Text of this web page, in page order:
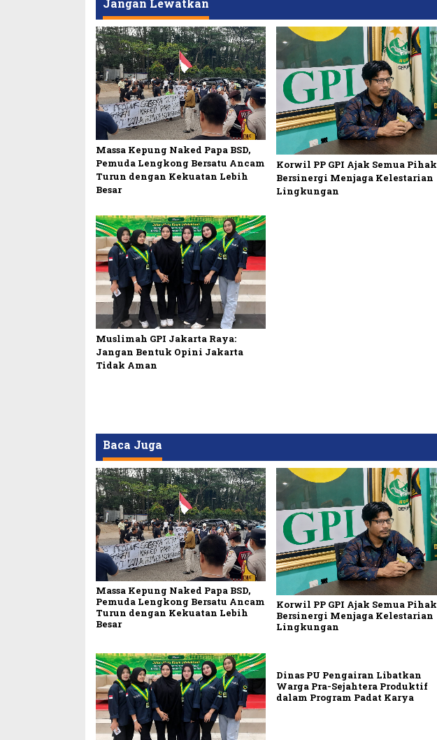
Jangan Lewatkan
Massa Kepung Naked Papa BSD,
Pemuda Lengkong Bersatu Ancam
Turun dengan Kekuatan Lebih
Besar
Korwil PP GPI Ajak Semua Pihak
Bersinergi Menjaga Kelestarian
Lingkungan
Muslimah GPI Jakarta Raya:
Jangan Bentuk Opini Jakarta
Tidak Aman
Baca Juga
Massa Kepung Naked Papa BSD,
Pemuda Lengkong Bersatu Ancam
Turun dengan Kekuatan Lebih
Besar
Korwil PP GPI Ajak Semua Pihak
Bersinergi Menjaga Kelestarian
Lingkungan
Dinas PU Pengairan Libatkan
Warga Pra-Sejahtera Produktif
dalam Program Padat Karya